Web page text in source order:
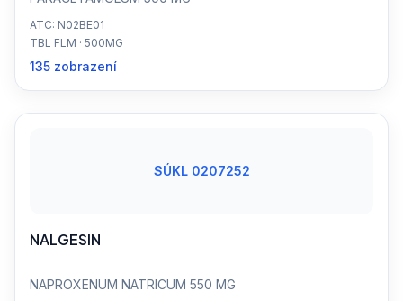
ATC: N02BE01
TBL FLM · 500MG
135 zobrazení
SÚKL 0207252
NALGESIN
NAPROXENUM NATRICUM 550 MG